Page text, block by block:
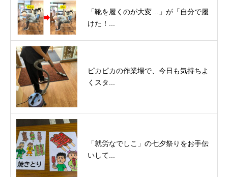
「靴を履くのが大変…」が「自分で履
けた！...
ピカピカの作業場で、今日も気持ちよ
くスタ...
「就労なでしこ」の七夕祭りをお手伝
いして...